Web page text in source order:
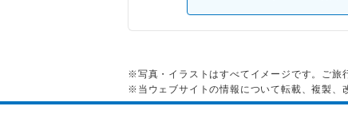
※写真・イラストはすべてイメージです。ご旅
※当ウェブサイトの情報について転載、複製、